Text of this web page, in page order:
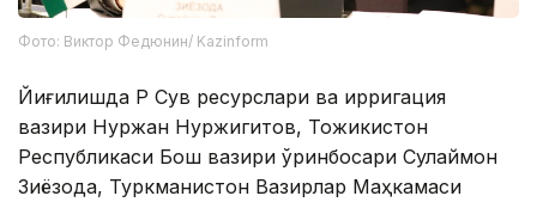
Фото: Виктор Федюнин/ Kazinform
Йиғилишда ҚР Сув ресурслари ва ирригация
вазири Нуржан Нуржигитов, Тожикистон
Республикаси Бош вазири ўринбосари Сулаймон
Зиёзода, Туркманистон Вазирлар Маҳкамаси